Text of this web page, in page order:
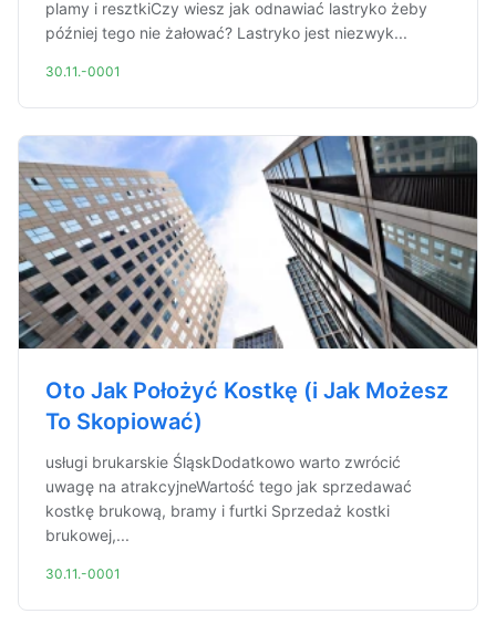
plamy i resztkiCzy wiesz jak odnawiać lastryko żeby
później tego nie żałować? Lastryko jest niezwyk...
30.11.-0001
Oto Jak Położyć Kostkę (i Jak Możesz
To Skopiować)
usługi brukarskie ŚląskDodatkowo warto zwrócić
uwagę na atrakcyjneWartość tego jak sprzedawać
kostkę brukową, bramy i furtki Sprzedaż kostki
brukowej,...
30.11.-0001